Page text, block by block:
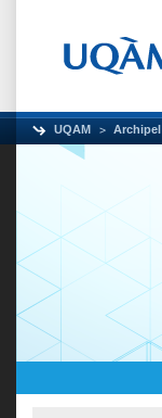
UQAM Archipel